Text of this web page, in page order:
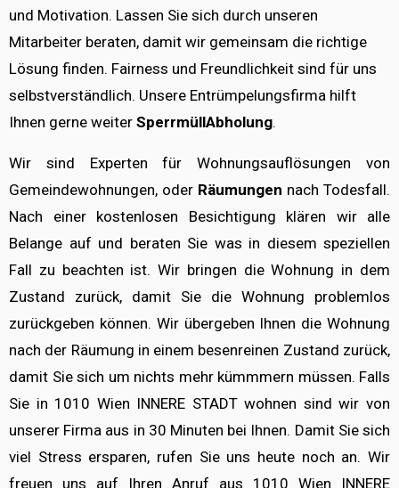
und Motivation. Lassen Sie sich durch unseren
Mitarbeiter beraten, damit wir gemeinsam die richtige
Lösung finden. Fairness und Freundlichkeit sind für uns
selbstverständlich. Unsere Entrümpelungsfirma hilft
Ihnen gerne weiter SperrmüllAbholung.
Wir sind Experten für Wohnungsauflösungen von
Gemeindewohnungen, oder Räumungen nach Todesfall.
Nach einer kostenlosen Besichtigung klären wir alle
Belange auf und beraten Sie was in diesem speziellen
Fall zu beachten ist. Wir bringen die Wohnung in dem
Zustand zurück, damit Sie die Wohnung problemlos
zurückgeben können. Wir übergeben Ihnen die Wohnung
nach der Räumung in einem besenreinen Zustand zurück,
damit Sie sich um nichts mehr kümmmern müssen. Falls
Sie in 1010 Wien INNERE STADT wohnen sind wir von
unserer Firma aus in 30 Minuten bei Ihnen. Damit Sie sich
viel Stress ersparen, rufen Sie uns heute noch an. Wir
freuen uns auf Ihren Anruf aus 1010 Wien INNERE